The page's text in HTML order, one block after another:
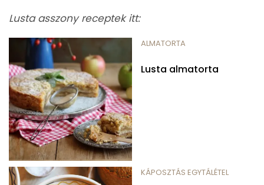
Lusta asszony receptek itt:
ALMATORTA
Lusta almatorta
KÁPOSZTÁS EGYTÁLÉTEL